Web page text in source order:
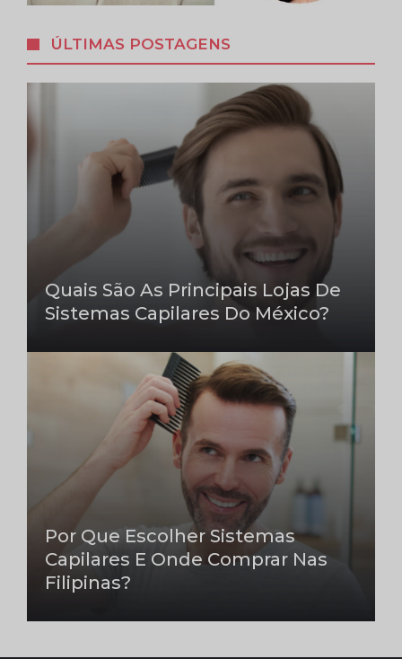
ÚLTIMAS POSTAGENS
Quais São As Principais Lojas De
Sistemas Capilares Do México?
Por Que Escolher Sistemas
Capilares E Onde Comprar Nas
Filipinas?